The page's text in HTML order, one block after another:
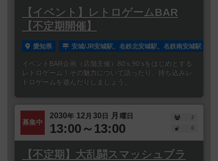
【イベント】レトロゲームBAR
【不定期開催】
愛知県 安城/JR安城駅、名鉄北安城駅、名鉄南安城駅
イベントBAR企画（店舗主催）80's,90'sをはじめとする
レトロゲーム！その魅力について語ったり、持ち込みレ
トロゲームを遊んだりしましょう。
募集中
2030年 12 月 30日 月 曜日
13:00～13:00
2
0
【不定期】大乱闘スマッシュブラ